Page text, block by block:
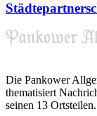
Die Pankower
thematisiert
seinen 13 Ortsteilen.